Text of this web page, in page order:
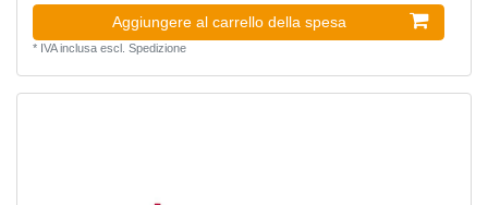
Aggiungere al carrello della spesa
* IVA inclusaescl. Spedizione